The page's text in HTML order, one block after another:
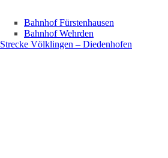
Bahnhof Fürstenhausen
Bahnhof Wehrden
Strecke Völklingen – Diedenhofen